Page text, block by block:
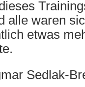
alle waren
etwas
Sedlak-